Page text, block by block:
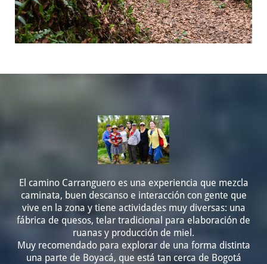
El camino Carranguero es una experiencia que mezcla
caminata, buen descanso e interacción con gente que
vive en la zona y tiene actividades muy diversas: una
fábrica de quesos, telar tradicional para elaboración de
ruanas y producción de miel.
Muy recomendado para explorar de una forma distinta
una parte de Boyacá, que está tan cerca de Bogotá